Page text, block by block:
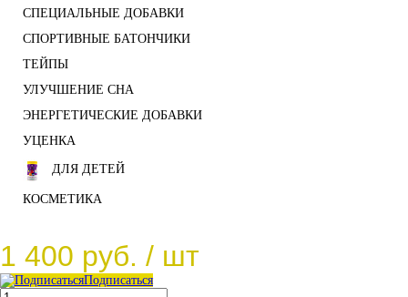
СПЕЦИАЛЬНЫЕ ДОБАВКИ
СПОРТИВНЫЕ БАТОНЧИКИ
ТЕЙПЫ
УЛУЧШЕНИЕ СНА
ЭНЕРГЕТИЧЕСКИЕ ДОБАВКИ
УЦЕНКА
ДЛЯ ДЕТЕЙ
КОСМЕТИКА
1 400 руб. / шт
Подписаться